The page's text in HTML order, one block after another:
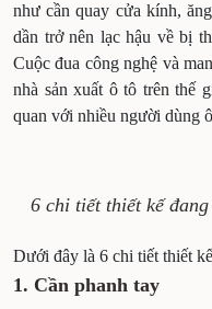
như cần quay cửa kính,
dần trở nên lạc hậu về bị
Cuộc đua công nghệ và
nhà sản xuất ô tô trên thế
quan với nhiều người dùng
6 chi tiết thiết kế
Dưới đây là 6 chi tiết thiết
1. Cần phanh tay